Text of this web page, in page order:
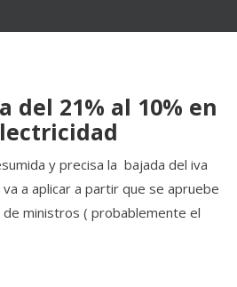
del 21% al 10% en
y precisa la bajada del iva
a aplicar a partir que se apruebe
ministros ( probablemente el